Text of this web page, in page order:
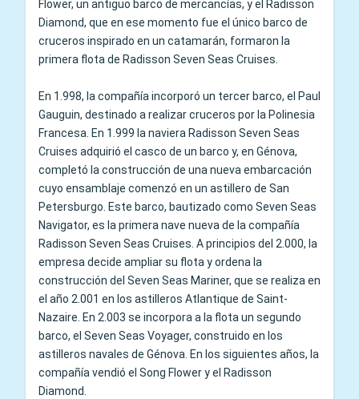
Flower, un antiguo barco de mercancías, y el Radisson
Diamond, que en ese momento fue el único barco de
cruceros inspirado en un catamarán, formaron la
primera flota de Radisson Seven Seas Cruises.
En 1.998, la compañía incorporó un tercer barco, el Paul
Gauguin, destinado a realizar cruceros por la Polinesia
Francesa. En 1.999 la naviera Radisson Seven Seas
Cruises adquirió el casco de un barco y, en Génova,
completó la construcción de una nueva embarcación
cuyo ensamblaje comenzó en un astillero de San
Petersburgo. Este barco, bautizado como Seven Seas
Navigator, es la primera nave nueva de la compañía
Radisson Seven Seas Cruises. A principios del 2.000, la
empresa decide ampliar su flota y ordena la
construcción del Seven Seas Mariner, que se realiza en
el año 2.001 en los astilleros Atlantique de Saint-
Nazaire. En 2.003 se incorpora a la flota un segundo
barco, el Seven Seas Voyager, construido en los
astilleros navales de Génova. En los siguientes años, la
compañía vendió el Song Flower y el Radisson
Diamond.